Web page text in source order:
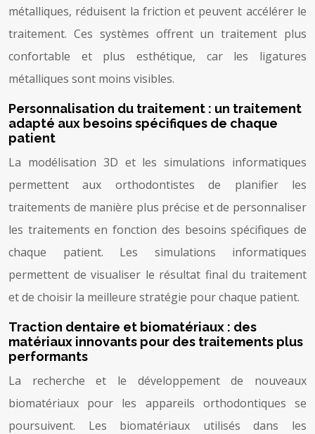
métalliques, réduisent la friction et peuvent accélérer le
traitement. Ces systèmes offrent un traitement plus
confortable et plus esthétique, car les ligatures
métalliques sont moins visibles.
Personnalisation du traitement : un traitement
adapté aux besoins spécifiques de chaque
patient
La modélisation 3D et les simulations informatiques
permettent aux orthodontistes de planifier les
traitements de manière plus précise et de personnaliser
les traitements en fonction des besoins spécifiques de
chaque patient. Les simulations informatiques
permettent de visualiser le résultat final du traitement
et de choisir la meilleure stratégie pour chaque patient.
Traction dentaire et biomatériaux : des
matériaux innovants pour des traitements plus
performants
La recherche et le développement de nouveaux
biomatériaux pour les appareils orthodontiques se
poursuivent. Les biomatériaux utilisés dans les